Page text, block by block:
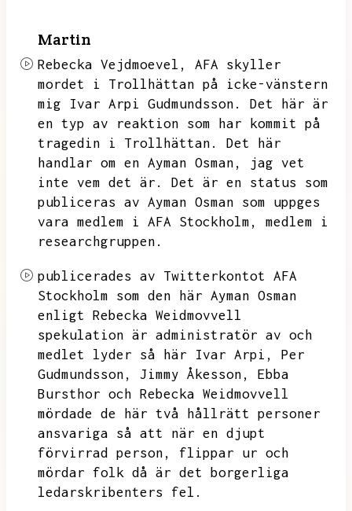
Martin
Rebecka Vejdmoevel,
AFA skyller
mordet i Trollhättan på icke-vänstern
mig Ivar Arpi Gudmundsson.
Det här är
en typ av reaktion som har kommit på
tragedin i Trollhättan.
Det här
handlar om en Ayman Osman,
jag vet
inte vem det är.
Det är en status som
publiceras av Ayman Osman som uppges
vara medlem i AFA Stockholm,
medlem i
researchgruppen.
publicerades av Twitterkontot AFA
Stockholm som den här Ayman Osman
enligt Rebecka Weidmovvell
spekulation är administratör av och
medlet lyder så här Ivar Arpi,
Per
Gudmundsson,
Jimmy Åkesson,
Ebba
Bursthor och Rebecka Weidmovvell
mördade de här två hållrätt personer
ansvariga så att när en djupt
förvirrad
person,
flippar ur och
mördar folk då är det borgerliga
ledarskribenters fel.